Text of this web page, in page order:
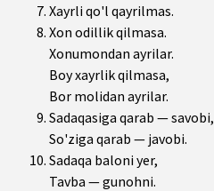
Xayrli qo'l qayrilmas.
Xon odillik qilmasa.
Xonumondan ayrilar.
Boy xayrlik qilmasa,
Bor molidan ayrilar.
Sadaqasiga qarab — savobi,
So'ziga qarab — javobi.
Sadaqa baloni yer,
Tavba — gunohni.